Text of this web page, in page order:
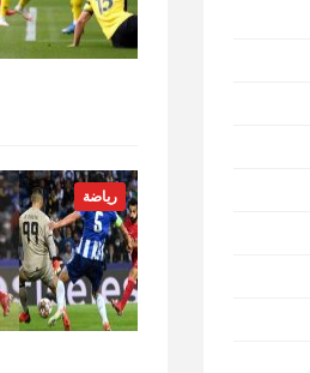
رياضة